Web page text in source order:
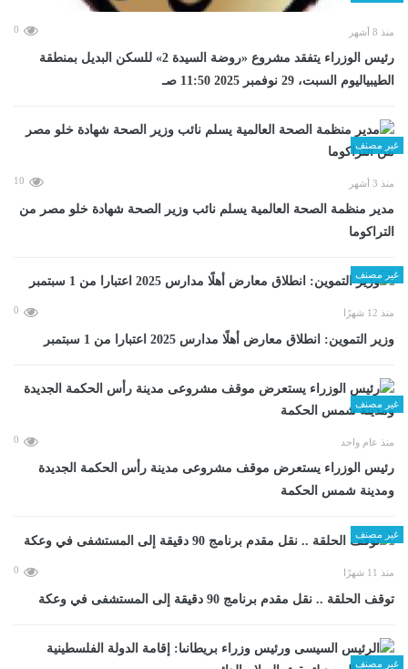
منذ 8 أشهر 0
رئيس الوزراء يتفقد مشروع «روضة السيدة 2» للسكن البديل بمنطقة
الطيبياليوم السبت، 29 نوفمبر 2025 11:50 صـ
غير مصنف
منذ 3 أشهر 10
مدير منظمة الصحة العالمية يسلم نائب وزير الصحة شهادة خلو مصر من
التراكوما
غير مصنف
منذ 12 شهرًا 0
وزير التموين: انطلاق معارض أهلًا مدارس 2025 اعتبارا من 1 سبتمبر
غير مصنف
منذ عام واحد 0
رئيس الوزراء يستعرض موقف مشروعى مدينة رأس الحكمة الجديدة
ومدينة شمس الحكمة
غير مصنف
منذ 11 شهرًا 0
توقف الحلقة .. نقل مقدم برنامج 90 دقيقة إلى المستشفى في وعكة
غير مصنف